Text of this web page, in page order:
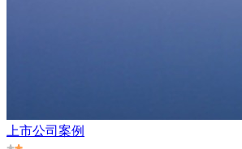
上市公司案例